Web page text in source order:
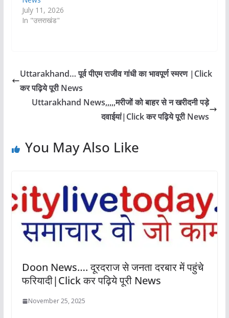
July 11, 2026
In "उत्तराखंड"
Uttarakhand… पूर्व पीएम राजीव गांधी का भावपूर्ण स्मरण |Click
कर पढ़िये पूरी News
Uttarakhand News,,,,,मरीजों को बाहर से न खरीदनी पड़े
दवाईयां|Click कर पढ़िये पूरी News
You May Also Like
Doon News…. दूरदराज से जनता दरबार में पहुंचे
फरियादी|Click कर पढ़िये पूरी News
November 25, 2025